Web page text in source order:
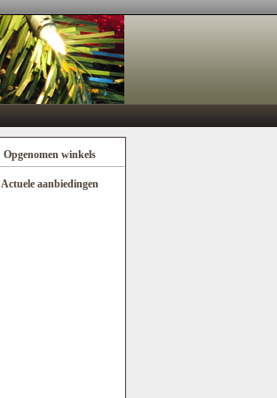
Opgenomen winkels
Actuele aanbiedingen